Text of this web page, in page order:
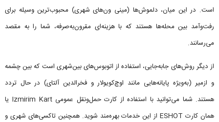
است. در این میان، دلموش‌ها (مینی ون‌های شهری) محبوب‌ترین وسیله برای
رفت‌وآمد بین محله‌ها هستند که با هزینه‌ای مقرون‌به‌صرفه، شما را به مقصد
می‌رسانند.
از دیگر روش‌های جابه‌جایی، استفاده از اتوبوس‌های بین‌شهری است که بین چشمه
و ازمیر (به‌ویژه پایانه‌هایی مانند اوچ‌کویولار و فخرالدین آلتای) در حال تردد
هستند. شما می‌توانید با استفاده از کارت حمل‌ونقل عمومی Izmirim Kart یا
همان کارت ESHOT از این خدمات بهره‌مند شوید. همچنین تاکسی‌های شهری و